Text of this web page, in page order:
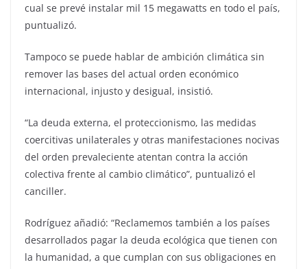
cual se prevé instalar mil 15 megawatts en todo el país,
puntualizó.
Tampoco se puede hablar de ambición climática sin
remover las bases del actual orden económico
internacional, injusto y desigual, insistió.
“La deuda externa, el proteccionismo, las medidas
coercitivas unilaterales y otras manifestaciones nocivas
del orden prevaleciente atentan contra la acción
colectiva frente al cambio climático”, puntualizó el
canciller.
Rodríguez añadió: “Reclamemos también a los países
desarrollados pagar la deuda ecológica que tienen con
la humanidad, a que cumplan con sus obligaciones en